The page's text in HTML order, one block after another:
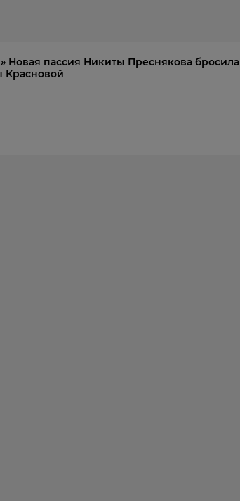
Новая пассия Никиты Преснякова бросила
Красновой